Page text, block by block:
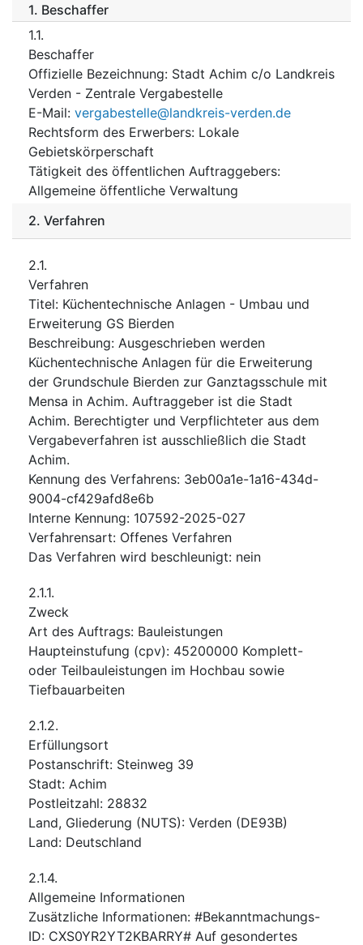
1. Beschaffer
1.1.
Beschaffer
Offizielle Bezeichnung: Stadt Achim c/o Landkreis
Verden - Zentrale Vergabestelle
E-Mail: vergabestelle@landkreis-verden.de
Rechtsform des Erwerbers: Lokale
Gebietskörperschaft
Tätigkeit des öffentlichen Auftraggebers:
Allgemeine öffentliche Verwaltung
2. Verfahren
2.1.
Verfahren
Titel: Küchentechnische Anlagen - Umbau und
Erweiterung GS Bierden
Beschreibung: Ausgeschrieben werden
Küchentechnische Anlagen für die Erweiterung
der Grundschule Bierden zur Ganztagsschule mit
Mensa in Achim. Auftraggeber ist die Stadt
Achim. Berechtigter und Verpflichteter aus dem
Vergabeverfahren ist ausschließlich die Stadt
Achim.
Kennung des Verfahrens: 3eb00a1e-1a16-434d-
9004-cf429afd8e6b
Interne Kennung: 107592-2025-027
Verfahrensart: Offenes Verfahren
Das Verfahren wird beschleunigt: nein
2.1.1.
Zweck
Art des Auftrags: Bauleistungen
Haupteinstufung (cpv): 45200000 Komplett-
oder Teilbauleistungen im Hochbau sowie
Tiefbauarbeiten
2.1.2.
Erfüllungsort
Postanschrift: Steinweg 39
Stadt: Achim
Postleitzahl: 28832
Land, Gliederung (NUTS): Verden (DE93B)
Land: Deutschland
2.1.4.
Allgemeine Informationen
Zusätzliche Informationen: #Bekanntmachungs-
ID: CXS0YR2YT2KBARRY# Auf gesondertes